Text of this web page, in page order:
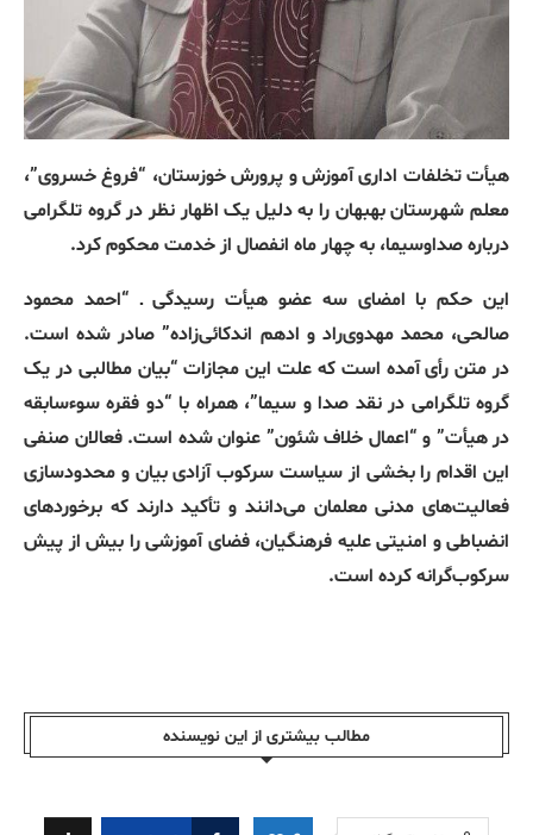
هیأت تخلفات اداری آموزش و پرورش خوزستان، “فروغ خسروی”،
معلم شهرستان بهبهان را به دلیل یک اظهار نظر در گروه تلگرامی
درباره صداوسیما، به چهار ماه انفصال از خدمت محکوم کرد.
این حکم با امضای سه عضو هیأت رسیدگی ـ “احمد محمود
صالحی، محمد مهدوی‌راد و ادهم اندکائی‌زاده” صادر شده است.
در متن رأی آمده است که علت این مجازات “بیان مطالبی در یک
گروه تلگرامی در نقد صدا و سیما”، همراه با “دو فقره سوءسابقه
در هیأت” و “اعمال خلاف شئون” عنوان شده است. فعالان صنفی
این اقدام را بخشی از سیاست سرکوب آزادی بیان و محدودسازی
فعالیت‌های مدنی معلمان می‌دانند و تأکید دارند که برخوردهای
انضباطی و امنیتی علیه فرهنگیان، فضای آموزشی را بیش از پیش
سرکوب‌گرانه کرده است.
مطالب بیشتری از این نویسندە